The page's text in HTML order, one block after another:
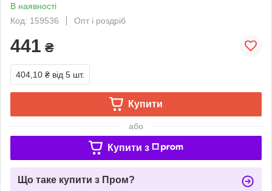
В наявності
Код: 159536
Опт і роздріб
441 ₴
404,10 ₴ від 5 шт.
Купити
або
Купити з
Що таке купити з Пром?